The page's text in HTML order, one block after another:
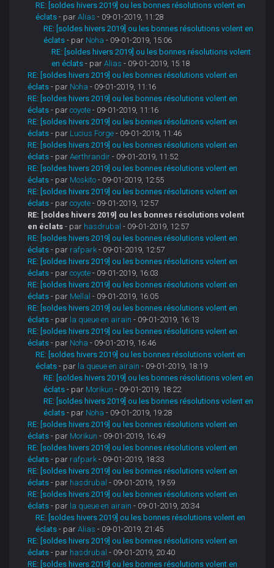
RE: [soldes hivers 2019] ou les bonnes résolutions volent en
éclats - parAlias - 09-01-2019, 11:28
RE: [soldes hivers 2019] ou les bonnes résolutions volent en
éclats - par Noha - 09-01-2019, 15:06
RE: [soldes hivers 2019] ou les bonnes résolutions volent
en éclats - parAlias - 09-01-2019, 15:18
RE: [soldes hivers 2019] ou les bonnes résolutions volent en
éclats - par Noha - 09-01-2019, 11:16
RE: [soldes hivers 2019] ou les bonnes résolutions volent en
éclats - parcoyote - 09-01-2019, 11:16
RE: [soldes hivers 2019] ou les bonnes résolutions volent en
éclats - par Lucius Forge - 09-01-2019, 11:46
RE: [soldes hivers 2019] ou les bonnes résolutions volent en
éclats - parAerthrandir - 09-01-2019, 11:52
RE: [soldes hivers 2019] ou les bonnes résolutions volent en
éclats - par Moskito - 09-01-2019, 12:55
RE: [soldes hivers 2019] ou les bonnes résolutions volent en
éclats - parcoyote - 09-01-2019, 12:57
RE: [soldes hivers 2019] ou les bonnes résolutions volent
en éclats - par hasdrubal - 09-01-2019, 12:57
RE: [soldes hivers 2019] ou les bonnes résolutions volent en
éclats - par rafpark - 09-01-2019, 12:57
RE: [soldes hivers 2019] ou les bonnes résolutions volent en
éclats - parcoyote - 09-01-2019, 16:03
RE: [soldes hivers 2019] ou les bonnes résolutions volent en
éclats - par Mellal - 09-01-2019, 16:05
RE: [soldes hivers 2019] ou les bonnes résolutions volent en
éclats - par la queue en airain - 09-01-2019, 16:13
RE: [soldes hivers 2019] ou les bonnes résolutions volent en
éclats - par Noha - 09-01-2019, 16:46
RE: [soldes hivers 2019] ou les bonnes résolutions volent en
éclats - par la queue en airain - 09-01-2019, 18:19
RE: [soldes hivers 2019] ou les bonnes résolutions volent en
éclats - par Morikun - 09-01-2019, 18:22
RE: [soldes hivers 2019] ou les bonnes résolutions volent en
éclats - par Noha - 09-01-2019, 19:28
RE: [soldes hivers 2019] ou les bonnes résolutions volent en
éclats - par Morikun - 09-01-2019, 16:49
RE: [soldes hivers 2019] ou les bonnes résolutions volent en
éclats - par rafpark - 09-01-2019, 18:33
RE: [soldes hivers 2019] ou les bonnes résolutions volent en
éclats - par hasdrubal - 09-01-2019, 19:59
RE: [soldes hivers 2019] ou les bonnes résolutions volent en
éclats - par la queue en airain - 09-01-2019, 20:34
RE: [soldes hivers 2019] ou les bonnes résolutions volent en
éclats - parAlias - 09-01-2019, 21:45
RE: [soldes hivers 2019] ou les bonnes résolutions volent en
éclats - par hasdrubal - 09-01-2019, 20:40
RE: [soldes hivers 2019] ou les bonnes résolutions volent en